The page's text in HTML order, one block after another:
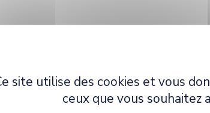
la professeure Ruth Amossy de
site utilise des cookies et vous
ceux que vous souhaitez